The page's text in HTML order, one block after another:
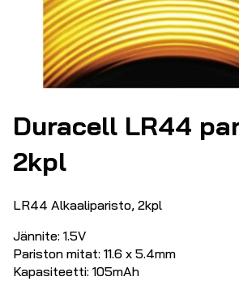
Duracell LR44
2kpl
LR44 Alkaaliparisto, 2kpl
Jännite: 1.5V
Pariston mitat: 11.6 x 5.4mm
Kapasiteetti: 105mAh